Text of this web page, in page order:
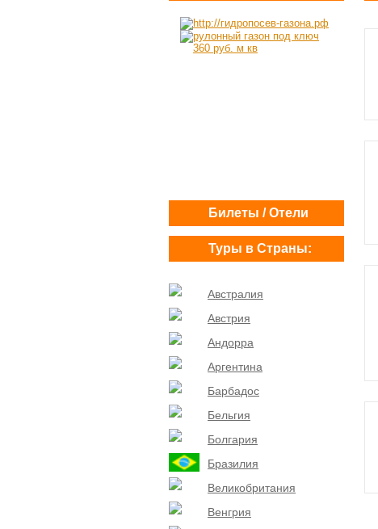
Билеты / Отели
Туры в Страны:
Австралия
Австрия
Андорра
Аргентина
Барбадос
Бельгия
Болгария
Бразилия
Великобритания
Венгрия